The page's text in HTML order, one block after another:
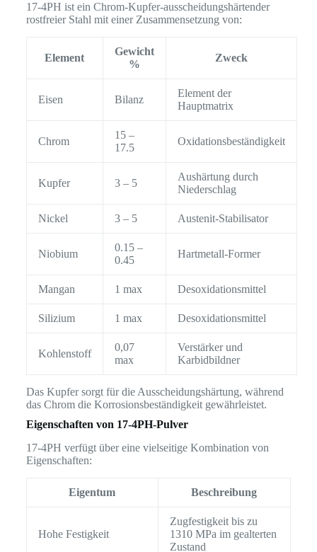
17-4PH ist ein Chrom-Kupfer-ausscheidungshärtender
rostfreier Stahl mit einer Zusammensetzung von:
Element
Gewicht
%
Zweck
Eisen Bilanz
Element der
Hauptmatrix
Chrom
15 –
17.5
Oxidationsbeständigkeit
Kupfer 3 – 5
Aushärtung durch
Niederschlag
Nickel 3 – 5 Austenit-Stabilisator
Niobium
0.15 –
0.45
Hartmetall-Former
Mangan 1 max Desoxidationsmittel
Silizium 1 max Desoxidationsmittel
Kohlenstoff
0,07
max
Verstärker und
Karbidbildner
Das Kupfer sorgt für die Ausscheidungshärtung, während
das Chrom die Korrosionsbeständigkeit gewährleistet.
Eigenschaften von 17-4PH-Pulver
17-4PH verfügt über eine vielseitige Kombination von
Eigenschaften:
Eigentum Beschreibung
Hohe Festigkeit
Zugfestigkeit bis zu
1310 MPa im gealterten
Zustand